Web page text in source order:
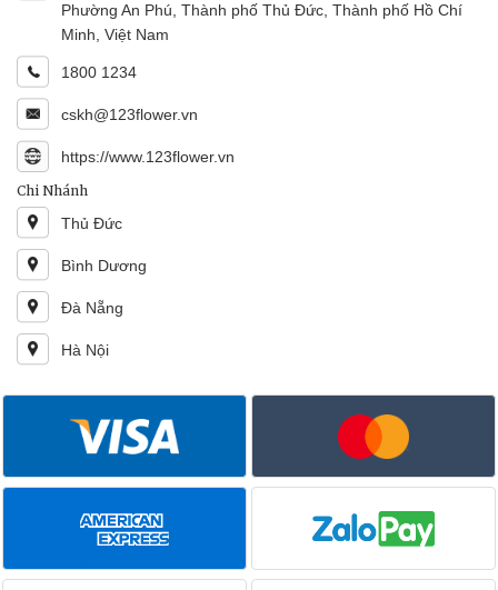
Phường An Phú, Thành phố Thủ Đức, Thành phố Hồ Chí
Minh, Việt Nam
1800 1234
cskh@123flower.vn
https://www.123flower.vn
Chi Nhánh
Thủ Đức
Bình Dương
Đà Nẵng
Hà Nội